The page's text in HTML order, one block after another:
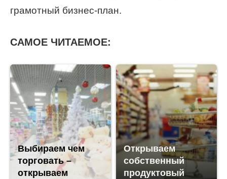
грамотный бизнес-план.
САМОЕ ЧИТАЕМОЕ:
Выбираем чем
торговать –
открываем
Открываем
собственный
продуктовый